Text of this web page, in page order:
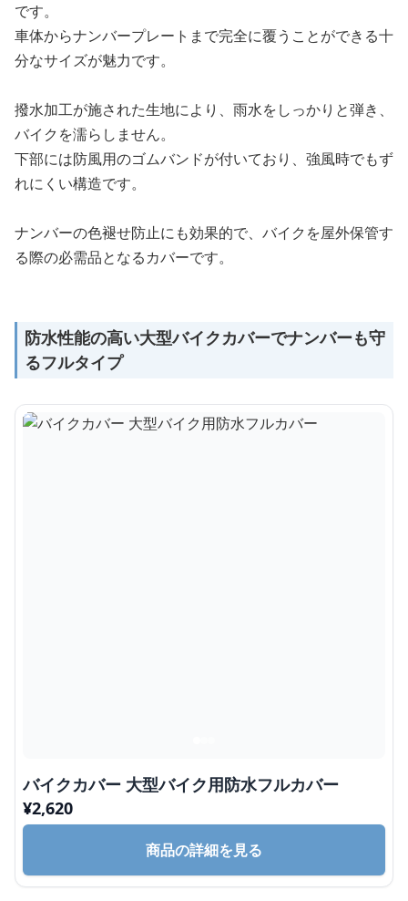
です。
車体からナンバープレートまで完全に覆うことができる十
分なサイズが魅力です。
撥水加工が施された生地により、雨水をしっかりと弾き、
バイクを濡らしません。
下部には防風用のゴムバンドが付いており、強風時でもず
れにくい構造です。
ナンバーの色褪せ防止にも効果的で、バイクを屋外保管す
る際の必需品となるカバーです。
防水性能の高い大型バイクカバーでナンバーも守
るフルタイプ
バイクカバー 大型バイク用防水フルカバー
¥2,620
商品の詳細を見る